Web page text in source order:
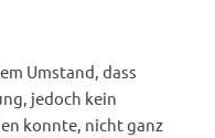
Umstand, dass
jedoch kein
konnte, nicht ganz